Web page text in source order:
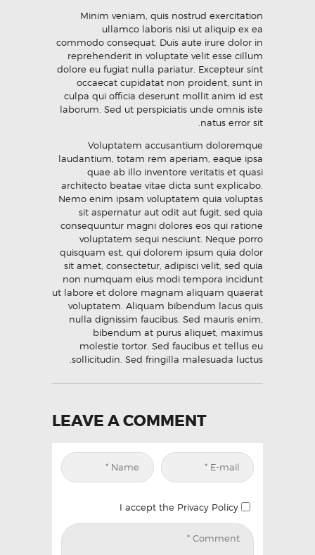
Minim veniam, quis nostrud exercitation
ullamco laboris nisi ut aliquip ex ea
commodo consequat. Duis aute irure dolor in
reprehenderit in voluptate velit esse cillum
dolore eu fugiat nulla pariatur. Excepteur sint
occaecat cupidatat non proident, sunt in
culpa qui officia deserunt mollit anim id est
laborum. Sed ut perspiciatis unde omnis iste
natus error sit.
Voluptatem accusantium doloremque
laudantium, totam rem aperiam, eaque ipsa
quae ab illo inventore veritatis et quasi
architecto beatae vitae dicta sunt explicabo.
Nemo enim ipsam voluptatem quia voluptas
sit aspernatur aut odit aut fugit, sed quia
consequuntur magni dolores eos qui ratione
voluptatem sequi nesciunt. Neque porro
quisquam est, qui dolorem ipsum quia dolor
sit amet, consectetur, adipisci velit, sed quia
non numquam eius modi tempora incidunt
ut labore et dolore magnam aliquam quaerat
voluptatem. Aliquam bibendum lacus quis
nulla dignissim faucibus. Sed mauris enim,
bibendum at purus aliquet, maximus
molestie tortor. Sed faucibus et tellus eu
sollicitudin. Sed fringilla malesuada luctus.
LEAVE A COMMENT
Privacy Policy